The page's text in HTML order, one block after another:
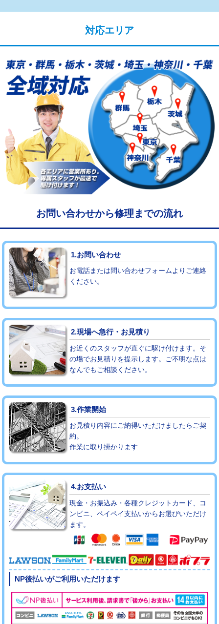
用/3ｍまで)
給水管工事※（塩ビ管（VP・HI）使
用（追加）/3ｍ超え)
+8,800円
給水管工事※（ライニング鋼管・銅
管・ポリ管・HT管使用/3ｍまで)
44,000円
給水管工事※（ライニング鋼管・銅
管・ポリ管・HT管使用/3ｍ超え)
+8,800円
マス交換（土の掘削・埋め戻し作業） 11,000円~
マス交換（深さ50㎝未満） 55,000円
マス交換（深さ50㎝以上） 66,000円
コンクリート斫り（厚さ10㎝まで） 27,500円
コンクリート斫り（厚さ10㎝超え）
モルタル補修（厚さ10㎝まで） 27,500円
モルタル補修（厚さ10㎝超え）
追加人工 16,500円
廃棄・処分 現場見積
※給水管工事は20mmまでの価格です。
対応エリア
お問い合わせから修理までの流れ
1.お問い合わせ
お電話または問い合わせフォームよりご連絡
ください。
2.現場へ急行・お見積り
お近くのスタッフが直ぐに駆け付けます。そ
の場でお見積りを提示します。ご不明な点は
なんでもご相談ください。
3.作業開始
お見積り内容にご納得いただけましたらご契
約。
作業に取り掛かります
4.お支払い
現金・お振込み・各種クレジットカード、コ
ンビニ、ペイペイ支払いからお選びいただけ
ます。
NP後払いがご利用いただけます